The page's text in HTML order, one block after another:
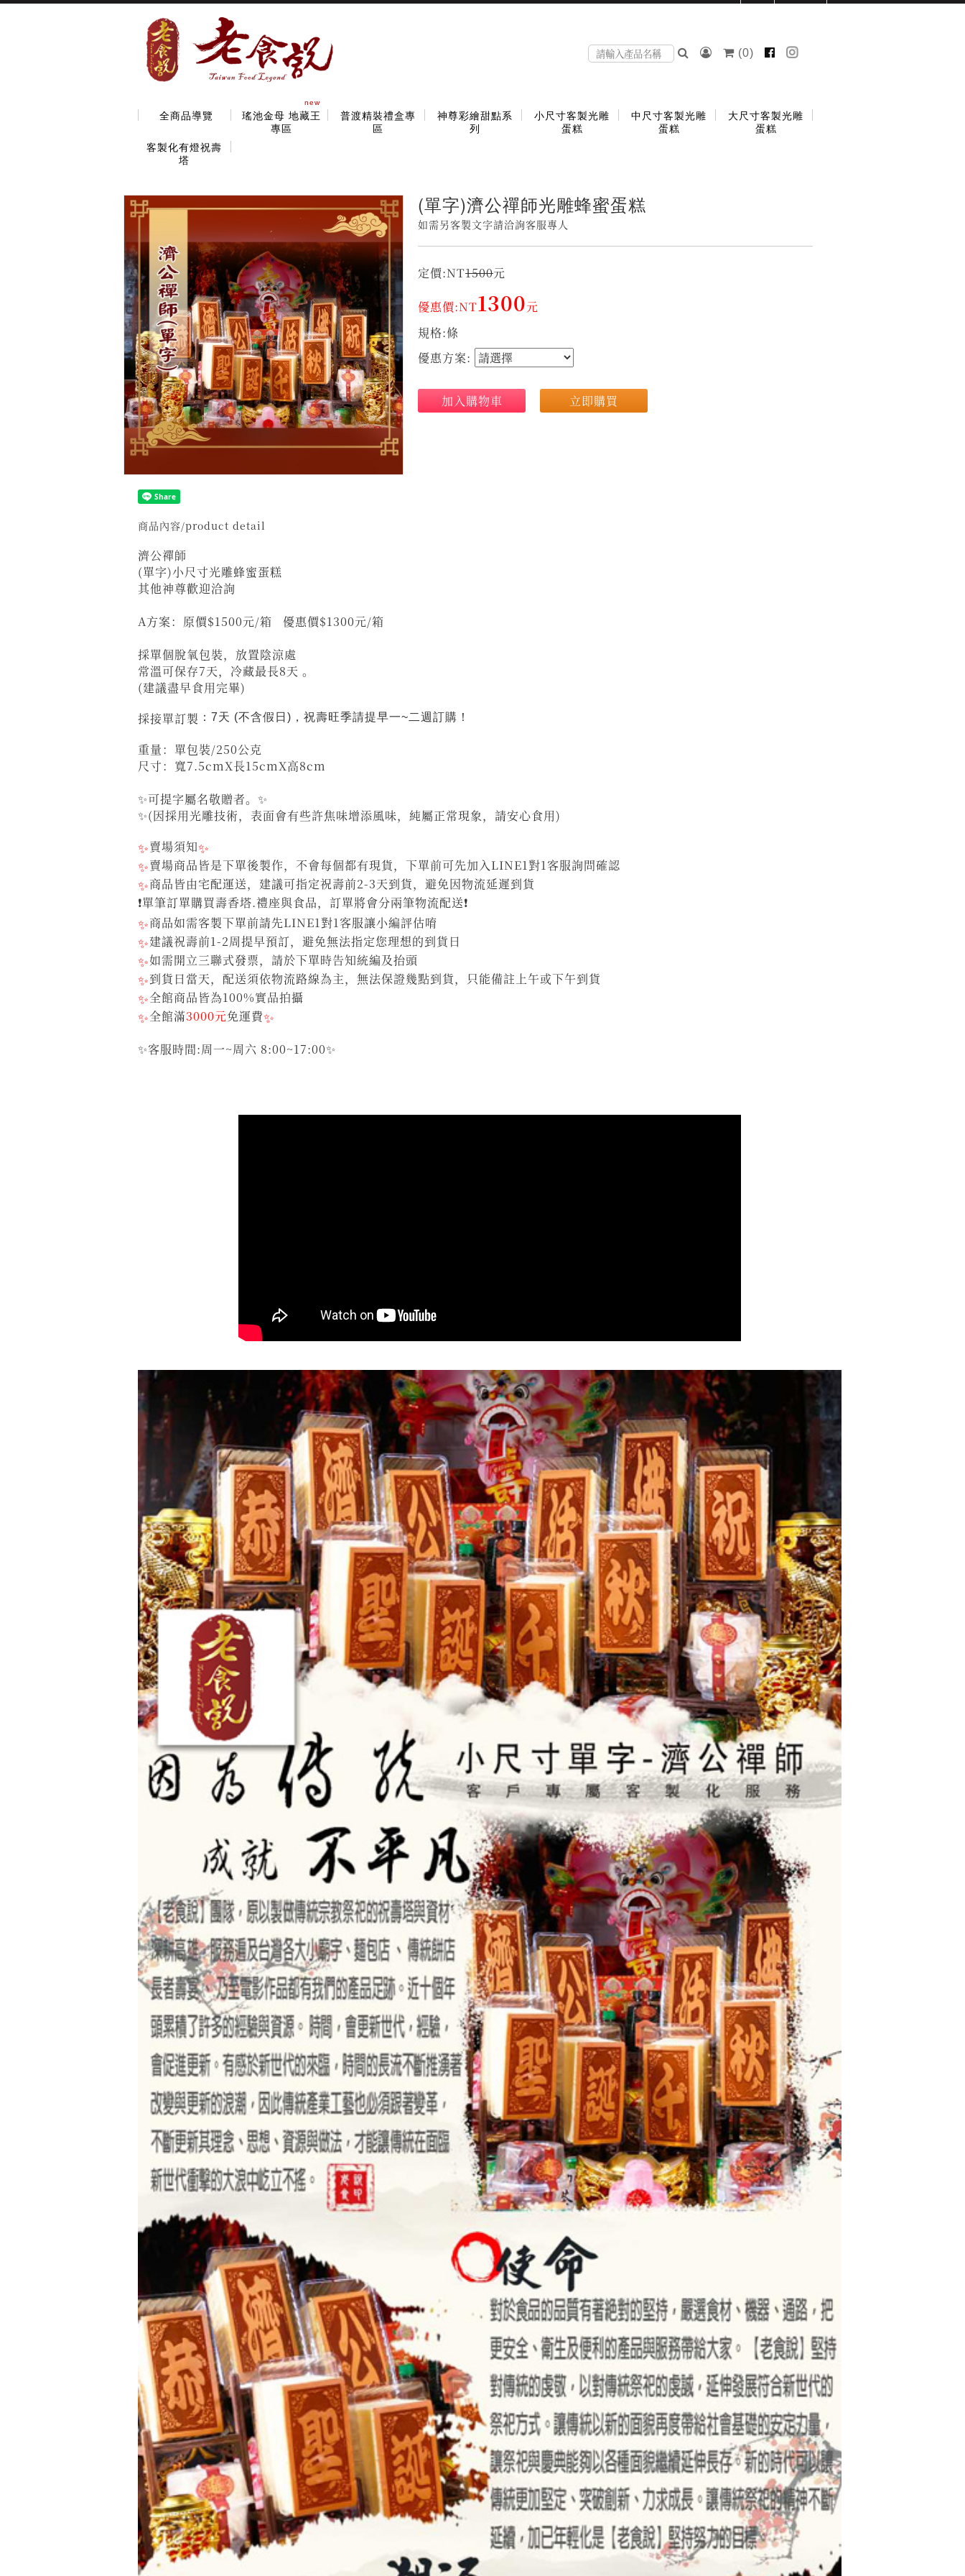
(0)
全商品導覽
new
瑤池金母 地藏王
專區
普渡精裝禮盒專
區
神尊彩繪甜點系
列
小尺寸客製光雕
蛋糕
中尺寸客製光雕
蛋糕
大尺寸客製光雕
蛋糕
客製化有燈祝壽
塔
(單字)濟公禪師光雕蜂蜜蛋糕
如需另客製文字請洽詢客服專人
定價:NT1500元
優惠價:NT1300元
規格:條
優惠方案:
加入購物車 立即購買
商品內容/product detail
濟公禪師
(單字)小尺寸光雕蜂蜜蛋糕
其他神尊歡迎洽詢
A方案：原價$1500元/箱 優惠價$1300元/箱
採單個脫氧包裝，放置陰涼處
常溫可保存7天，冷藏最長8天 。
(建議盡早食用完畢)
採接單訂製 ：7天 (不含假日)，祝壽旺季請提早一~二週訂購！
重量：單包裝/250公克
尺寸：寬7.5cmX長15cmX高8cm
✨可提字屬名敬贈者。✨
✨(因採用光雕技術，表面會有些許焦味增添風味，純屬正常現象，請安心食用)
✨賣場須知✨
✨賣場商品皆是下單後製作，不會每個都有現貨，下單前可先加入LINE1對1客服詢問確認
✨商品皆由宅配運送，建議可指定祝壽前2-3天到貨，避免因物流延遲到貨
❗單筆訂單購買壽香塔.禮座與食品，訂單將會分兩筆物流配送❗
✨商品如需客製下單前請先LINE1對1客服讓小編評估唷
✨建議祝壽前1-2周提早預訂，避免無法指定您理想的到貨日
✨如需開立三聯式發票，請於下單時告知統編及抬頭
✨到貨日當天，配送須依物流路線為主，無法保證幾點到貨，只能備註上午或下午到貨
✨全館商品皆為100%實品拍攝
✨全館滿3000元免運費✨
✨客服時間:周一~周六 8:00~17:00✨